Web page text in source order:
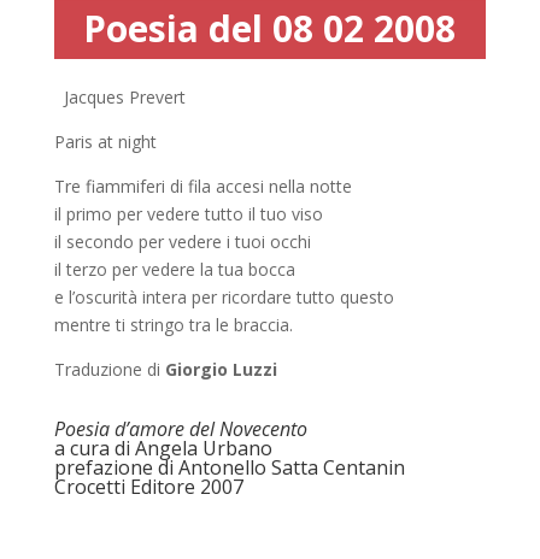
Poesia del 08 02 2008
Jacques Prevert
Paris at night
Tre fiammiferi di fila accesi nella notte
il primo per vedere tutto il tuo viso
il secondo per vedere i tuoi occhi
il terzo per vedere la tua bocca
e l’oscurità intera per ricordare tutto questo
mentre ti stringo tra le braccia.
Traduzione di Giorgio Luzzi
Poesia d’amore del Novecento
a cura di Angela Urbano
prefazione di Antonello Satta Centanin
Crocetti Editore 2007